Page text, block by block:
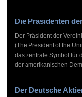
Die Präsidenten
Der Präsident der
(The President of the
das zentrale Symbol für
der amerikanischen
Der Deutsche